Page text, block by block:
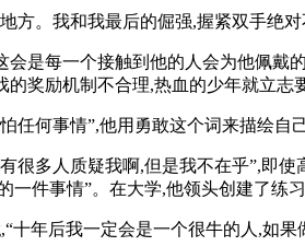
方。我和我最后的倔强,握紧双手绝
会是每一个接触到他的人会为他佩戴
奖励机制不合理,热血的少年就立
任何事情”,他用勇敢这个词来描绘
很多人质疑我啊,但是我不在乎”,即
一件事情”。在大学,他领头创建了练
十年后我一定会是一个很牛的人,如